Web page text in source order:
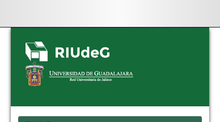
Skip
navigation